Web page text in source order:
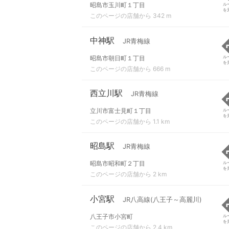
昭島市玉川町１丁目
このページの店舗から 342 m
ル
を
中神駅 JR青梅線
昭島市朝日町１丁目
このページの店舗から 666 m
ル
を
西立川駅 JR青梅線
立川市富士見町１丁目
このページの店舗から 1.1 km
ル
を
昭島駅 JR青梅線
昭島市昭和町２丁目
このページの店舗から 2 km
ル
を
小宮駅 JR八高線(八王子～高麗川)
八王子市小宮町
このページの店舗から 2.4 km
ル
を